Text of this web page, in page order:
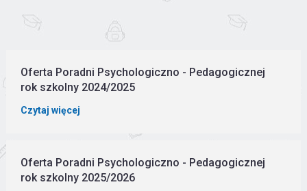
Oferta Poradni Psychologiczno - Pedagogicznej
rok szkolny 2024/2025
Czytaj więcej
Oferta Poradni Psychologiczno - Pedagogicznej
rok szkolny 2025/2026